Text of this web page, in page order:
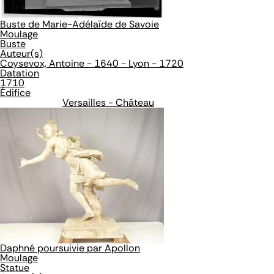
Buste de Marie-Adélaïde de Savoie
Moulage
Buste
Auteur(s)
Coysevox, Antoine - 1640 - Lyon - 1720
Datation
1710
Édifice
Versailles - Château
Daphné poursuivie par Apollon
Moulage
Statue